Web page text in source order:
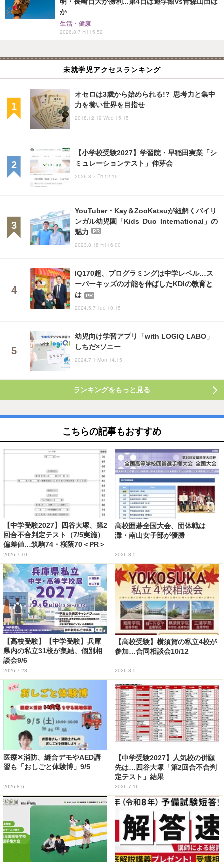
か
生活・健康
2026.8.7 Fri 15:52
未就学児アクセスランキング
オセロは3歳から始められる!? 思考力と集中
力を養い世界を目指せ
2018.12.19 Wed 15:15
【小学校受験2027】学習院・早稲田実業「シ
ミュレーションテスト」伸芽会
2026.8.7 Fri 12:15
YouTuber・Kay＆ZooKatsuが紐解くバイリ
ンガル幼児園「Kids Duo International」の
魅力
PR
2023.8.18 Fri 16:00
IQ170超、プログラミングは中学レベル…ス
ーパーキッズの才能を伸ばしたKDIの教育と
は
PR
2024.5.7 Tue 10:15
幼児向け学習アプリ「with LOGIQ LABO」
しちだ×ソニー
2024.7.1 Mon 14:15
ランキングをもっと見る
こちらの記事もおすすめ
【中学受験2027】四谷大塚、第2
回合不合判定テスト（7/5実施）
偏差値…筑駒74・桜蔭70＜PR＞
2026.7.10
高校囲碁全国大会、団体戦は
灘・南山女子部が優勝
2026.8.5
【高校受験】【中学受験】兵庫
県内の私立31校が集結、個別相
談会9/6
2026.7.28
【高校受験】横須賀の私立4校が
参加…合同相談会10/12
2026.8.5
医療✕消防、縫合デモやAED講
習も「おしごと体験博」9/5
2026.8.6
【中学受験2027】人気校の併願
先は…四谷大塚「第2回合不合判
定テスト」結果
2026.7.16